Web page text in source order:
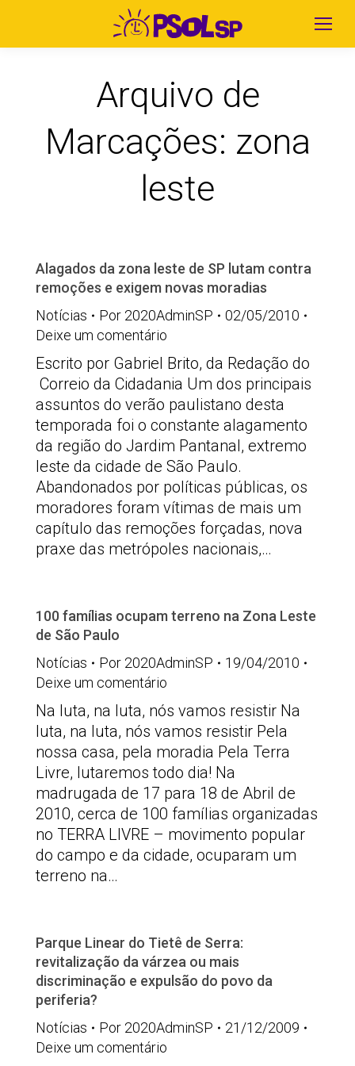
Arquivo de
Marcações: zona
leste
Alagados da zona leste de SP lutam contra
remoções e exigem novas moradias
Notícias
Por 2020AdminSP
02/05/2010
Deixe um comentário
Escrito por Gabriel Brito, da Redação do
Correio da Cidadania Um dos principais
assuntos do verão paulistano desta
temporada foi o constante alagamento
da região do Jardim Pantanal, extremo
leste da cidade de São Paulo.
Abandonados por políticas públicas, os
moradores foram vítimas de mais um
capítulo das remoções forçadas, nova
praxe das metrópoles nacionais,…
100 famílias ocupam terreno na Zona Leste
de São Paulo
Notícias
Por 2020AdminSP
19/04/2010
Deixe um comentário
Na luta, na luta, nós vamos resistir Na
luta, na luta, nós vamos resistir Pela
nossa casa, pela moradia Pela Terra
Livre, lutaremos todo dia! Na
madrugada de 17 para 18 de Abril de
2010, cerca de 100 famílias organizadas
no TERRA LIVRE – movimento popular
do campo e da cidade, ocuparam um
terreno na…
Parque Linear do Tietê de Serra:
revitalização da várzea ou mais
discriminação e expulsão do povo da
periferia?
Notícias
Por 2020AdminSP
21/12/2009
Deixe um comentário